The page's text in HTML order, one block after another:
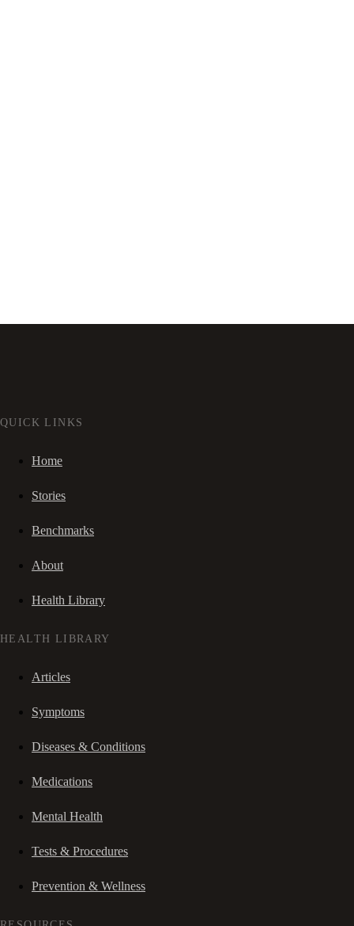
QUICK LINKS
Home
Stories
Benchmarks
About
Health Library
HEALTH LIBRARY
Articles
Symptoms
Diseases & Conditions
Medications
Mental Health
Tests & Procedures
Prevention & Wellness